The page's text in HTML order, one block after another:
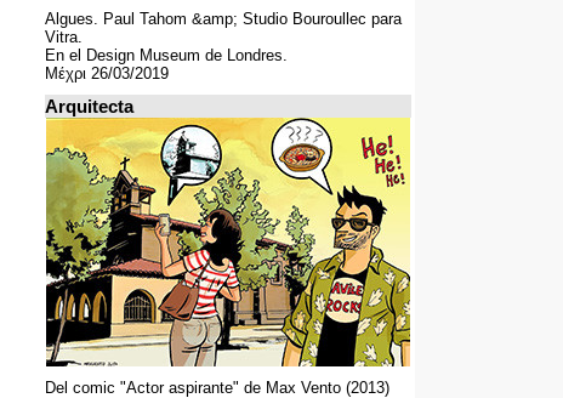
Algues. Paul Tahom &amp; Studio Bouroullec para
Vitra.
En el Design Museum de Londres.
Μέχρι 26/03/2019
Arquitecta
Del comic "Actor aspirante" de Max Vento (2013)